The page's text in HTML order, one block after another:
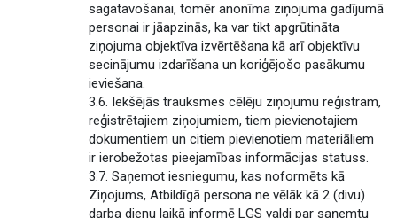
sagatavošanai, tomēr anonīma ziņojuma gadījumā
personai ir jāapzinās, ka var tikt apgrūtināta
ziņojuma objektīva izvērtēšana kā arī objektīvu
secinājumu izdarīšana un koriģējošo pasākumu
ieviešana.
3.6. Iekšējās trauksmes cēlēju ziņojumu reģistram,
reģistrētajiem ziņojumiem, tiem pievienotajiem
dokumentiem un citiem pievienotiem materiāliem
ir ierobežotas pieejamības informācijas statuss.
3.7. Saņemot iesniegumu, kas noformēts kā
Ziņojums, Atbildīgā persona ne vēlāk kā 2 (divu)
darba dienu laikā informē LGS valdi par saņemtu